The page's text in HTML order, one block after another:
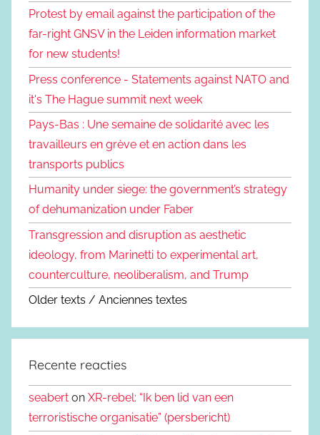
Protest by email against the participation of the
far-right GNSV in the Leiden information market
for new students!
Press conference - Statements against NATO and
it's The Hague summit next week
Pays-Bas : Une semaine de solidarité avec les
travailleurs en grève et en action dans les
transports publics
Humanity under siege: the government’s strategy
of dehumanization under Faber
Transgression and disruption as aesthetic
ideology, from Marinetti to experimental art,
counterculture, neoliberalism, and Trump
Older texts / Anciennes textes
Recente reacties
seabert on XR-rebel: “Ik ben lid van een
terroristische organisatie” (persbericht)